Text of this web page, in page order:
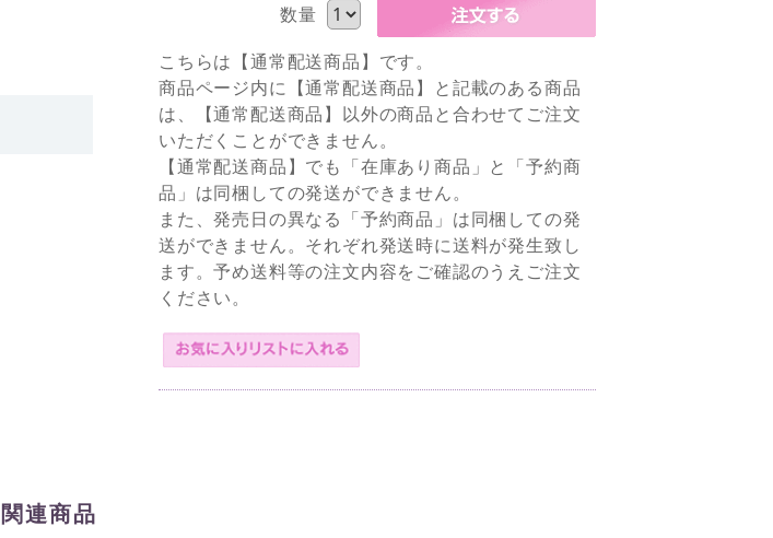
数量
こちらは【通常配送商品】です。
商品ページ内に【通常配送商品】と記載のある商品
は、【通常配送商品】以外の商品と合わせてご注文
いただくことができません。
【通常配送商品】でも「在庫あり商品」と「予約商
品」は同梱しての発送ができません。
また、発売日の異なる「予約商品」は同梱しての発
送ができません。それぞれ発送時に送料が発生致し
ます。予め送料等の注文内容をご確認のうえご注文
ください。
関連商品